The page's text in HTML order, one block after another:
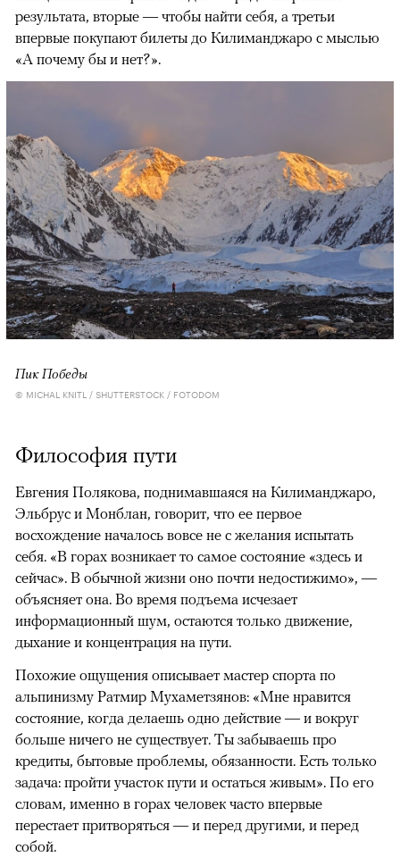
результата, вторые — чтобы найти себя, а третьи
впервые покупают билеты до Килиманджаро с мыслью
«А почему бы и нет?».
Пик Победы
© MICHAL KNITL / SHUTTERSTOCK / FOTODOM
Философия пути
Евгения Полякова, поднимавшаяся на Килиманджаро,
Эльбрус и Монблан, говорит, что ее первое
восхождение началось вовсе не с желания испытать
себя. «В горах возникает то самое состояние «здесь и
сейчас». В обычной жизни оно почти недостижимо», —
объясняет она. Во время подъема исчезает
информационный шум, остаются только движение,
дыхание и концентрация на пути.
Похожие ощущения описывает мастер спорта по
альпинизму Ратмир Мухаметзянов: «Мне нравится
состояние, когда делаешь одно действие — и вокруг
больше ничего не существует. Ты забываешь про
кредиты, бытовые проблемы, обязанности. Есть только
задача: пройти участок пути и остаться живым». По его
словам, именно в горах человек часто впервые
перестает притворяться — и перед другими, и перед
собой.